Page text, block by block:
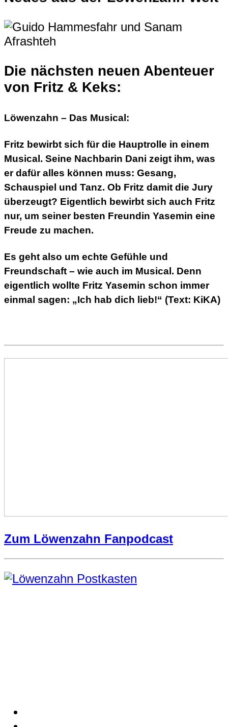
Die nächsten neuen Abenteuer
von Fritz & Keks:
Löwenzahn – Das Musical:
Fritz bewirbt sich für die Hauptrolle in einem
Musical. Seine Nachbarin Dani zeigt ihm, was
er dafür alles können muss: Gesang,
Schauspiel und Tanz. Ob Fritz damit die Jury
überzeugt? Eigentlich bewirbt sich auch Fritz
nur, um seiner besten Freundin Yasemin eine
Freude zu machen.
Es geht also um echte Gefühle und
Freundschaft – wie auch im Musical. Denn
eigentlich wollte Fritz Yasemin schon immer
einmal sagen: „Ich hab dich lieb!“ (Text: KiKA)
Zum Löwenzahn Fanpodcast